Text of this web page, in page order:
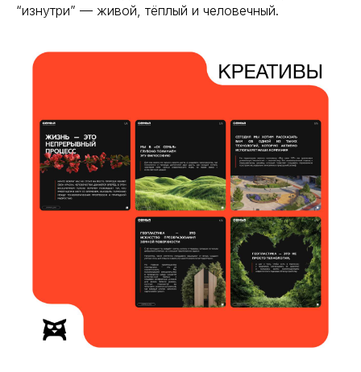
“изнутри” — живой, тёплый и человечный.